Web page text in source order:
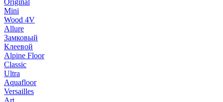
Original
Mini
Wood 4V
Allure
Замковый
Клеевой
Alpine Floor
Classic
Ultra
Aquafloor
Versailles
Art